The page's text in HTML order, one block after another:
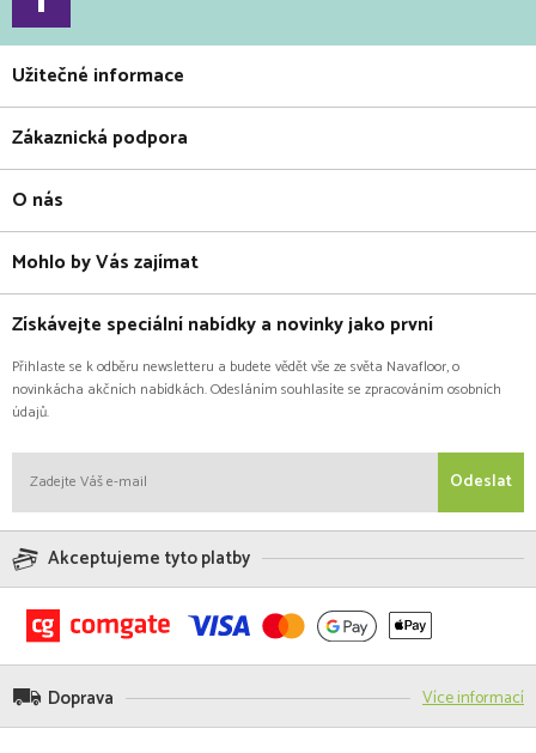
Užitečné informace
Zákaznická podpora
O nás
Mohlo by Vás zajímat
Získávejte speciální nabídky a novinky jako první
Přihlaste se k odběru newsletteru a budete vědět vše ze světa Navafloor, o
novinkácha akčních nabídkách. Odesláním souhlasíte se zpracováním osobních
údajů.
Odeslat
Akceptujeme tyto platby
Doprava Více informací